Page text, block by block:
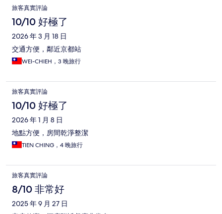
旅客真實評論
10/10 好極了
2026 年 3 月 18 日
交通方便，鄰近京都站
WEI-CHIEH，3 晚旅行
旅客真實評論
10/10 好極了
2026 年 1 月 8 日
地點方便，房間乾淨整潔
TIEN CHING，4 晚旅行
旅客真實評論
8/10 非常好
2025 年 9 月 27 日